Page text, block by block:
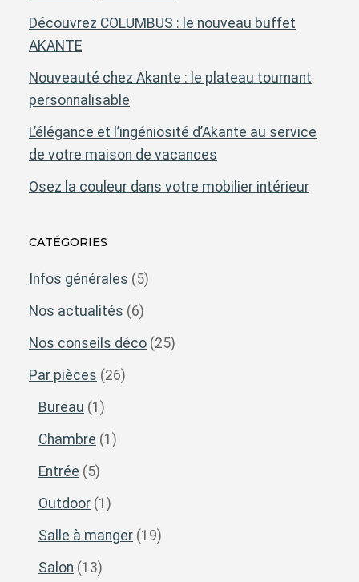
Découvrez COLUMBUS : le nouveau buffet
AKANTE
Nouveauté chez Akante : le plateau tournant
personnalisable
L’élégance et l’ingéniosité d’Akante au service
de votre maison de vacances
Osez la couleur dans votre mobilier intérieur
CATÉGORIES
Infos générales (5)
Nos actualités (6)
Nos conseils déco (25)
Par pièces (26)
Bureau (1)
Chambre (1)
Entrée (5)
Outdoor (1)
Salle à manger (19)
Salon (13)